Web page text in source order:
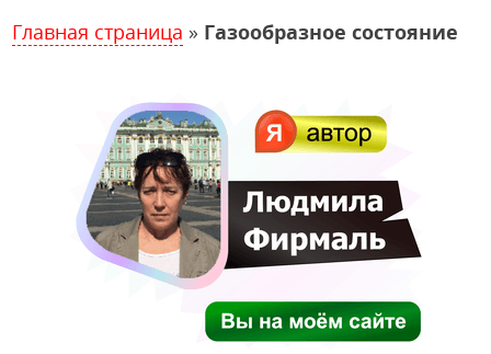
Главная страница » Газообразное состояние